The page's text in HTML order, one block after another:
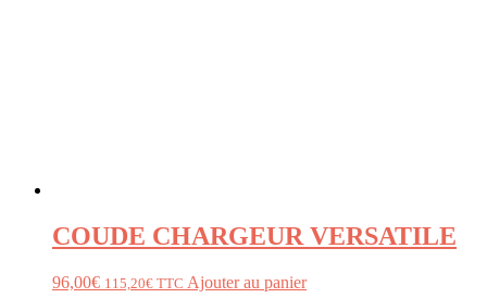
COUDE CHARGEUR VERSATILE
96,00€ 115,20€ TTC Ajouter au panier